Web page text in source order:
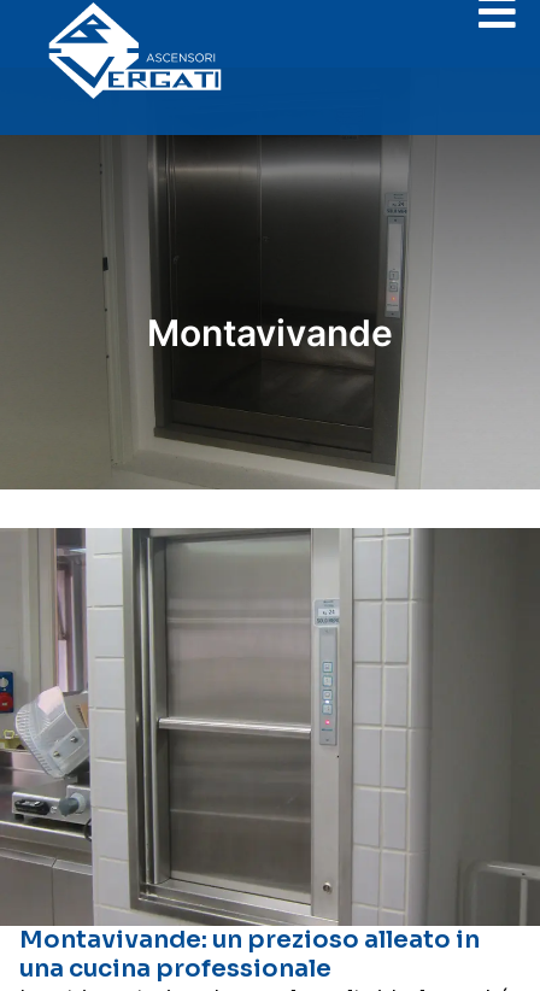
Montavivande
Montavivande: un prezioso alleato in
una cucina professionale